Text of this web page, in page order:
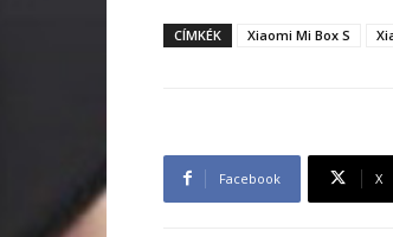
CÍMKÉK Xiaomi Mi Box S
Facebook X